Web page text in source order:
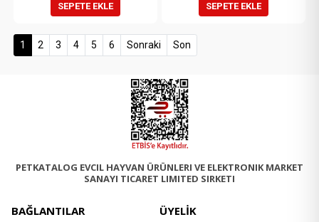
SEPETE EKLE SEPETE EKLE
1 (current)
2 3 4 5 6 Sonraki Son
PETKATALOG EVCIL HAYVAN ÜRÜNLERI VE ELEKTRONIK MARKET
SANAYI TICARET LIMITED SIRKETI
BAĞLANTILAR ÜYELİK